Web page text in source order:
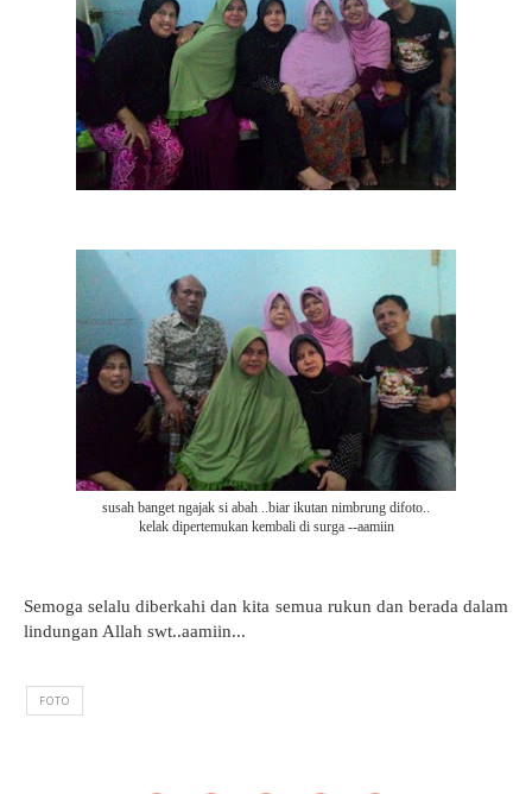
susah banget ngajak si abah ..biar ikutan nimbrung difoto..
kelak dipertemukan kembali di surga --aamiin
Semoga selalu diberkahi dan kita semua rukun dan berada dalam
lindungan Allah swt..aamiin...
FOTO